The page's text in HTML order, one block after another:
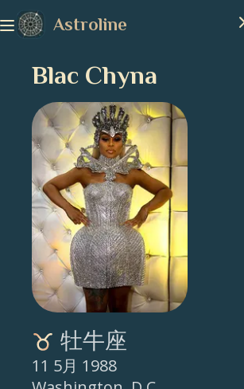
Astroline
Blac Chyna
牡牛座
11 5月 1988